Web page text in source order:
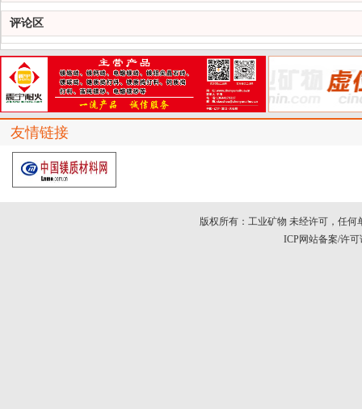
评论区
友情链接
版权所有：工业矿物 未经许可，任
ICP网站备案/许可